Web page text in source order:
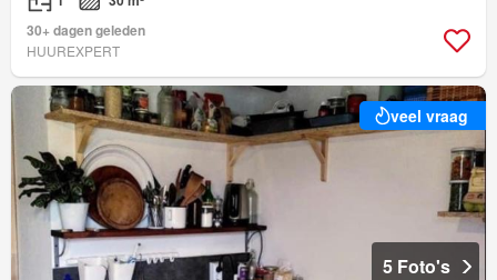
30+ dagen geleden
HUUREXPERT
veel vraag
5 Foto's